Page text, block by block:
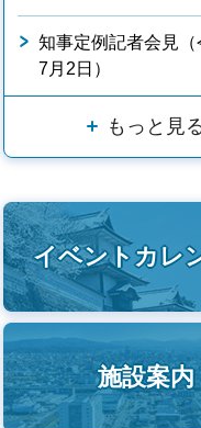
知事定例記者会見（
7月2日）
もっと見
イベントカレ
施設案内